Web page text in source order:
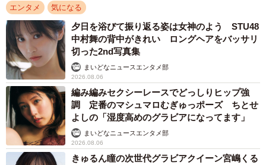
エンタメ 気になる
夕日を浴びて振り返る姿は女神のよう STU48
中村舞の背中がきれい ロングヘアをバッサリ
切った2nd写真集
まいどなニュースエンタメ部
2026.08.06
編み編みセクシーレースでどっしりヒップ強
調 定番のマシュマロむぎゅっポーズ ちとせ
よしの「湿度高めのグラビアになってます」
まいどなニュースエンタメ部
2026.08.06
きゅるん瞳の次世代グラビアクイーン宮嶋くる